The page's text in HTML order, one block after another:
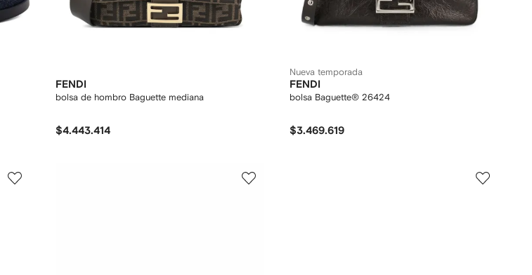
FENDI
bolsa de hombro Baguette mediana
$4.443.414
Nueva temporada
FENDI
bolsa Baguette® 26424
$3.469.619